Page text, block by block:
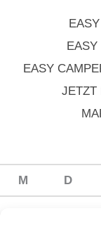
EASY
JETZT
M D